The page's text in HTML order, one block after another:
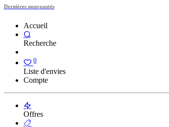
Dernières nouveautés
Accueil
Recherche
0
Liste d'envies
Compte
Offres